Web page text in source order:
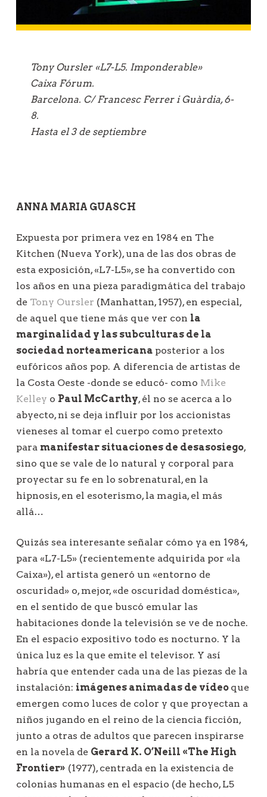
e
t
Tony Oursler «L7-L5. Imponderable»
Caixa Fórum.
Barcelona. C/ Francesc Ferrer i Guàrdia, 6-
8.
Hasta el 3 de septiembre
ANNA MARIA GUASCH
Expuesta por primera vez en 1984 en The
Kitchen (Nueva York), una de las dos obras de
esta exposición, «L7-L5», se ha convertido con
los años en una pieza paradigmática del trabajo
de Tony Oursler (Manhattan, 1957), en especial,
de aquel que tiene más que ver con la
marginalidad y las subculturas de la
sociedad norteamericana posterior a los
eufóricos años pop. A diferencia de artistas de
la Costa Oeste -donde se educó- como Mike
Kelley o Paul McCarthy, él no se acerca a lo
abyecto, ni se deja influir por los accionistas
vieneses al tomar el cuerpo como pretexto
para manifestar situaciones de desasosiego,
sino que se vale de lo natural y corporal para
proyectar su fe en lo sobrenatural, en la
hipnosis, en el esoterismo, la magia, el más
allá…
Quizás sea interesante señalar cómo ya en 1984,
para «L7-L5» (recientemente adquirida por «la
Caixa»), el artista generó un «entorno de
oscuridad» o, mejor, «de oscuridad doméstica»,
en el sentido de que buscó emular las
habitaciones donde la televisión se ve de noche.
En el espacio expositivo todo es nocturno. Y la
única luz es la que emite el televisor. Y así
habría que entender cada una de las piezas de la
instalación: imágenes animadas de vídeo que
emergen como luces de color y que proyectan a
niños jugando en el reino de la ciencia ficción,
junto a otras de adultos que parecen inspirarse
en la novela de Gerard K. O’Neill «The High
Frontier» (1977), centrada en la existencia de
colonias humanas en el espacio (de hecho, L5